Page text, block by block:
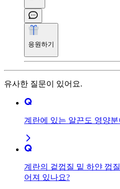
응원하기
유사한 질문이 있어요.
계란에 있는 알끈도 영양
계란의 겉껍질 밑 하얀 껍
어져 있나요?